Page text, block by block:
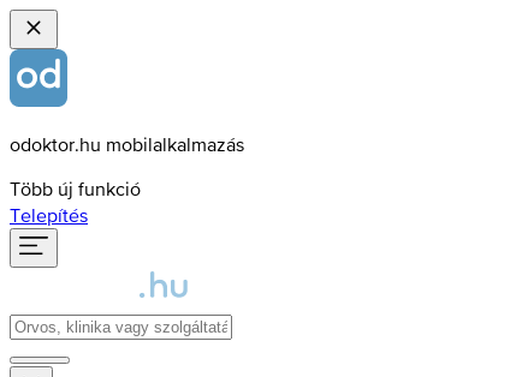
odoktor.hu mobilalkalmazás
Több új funkció
Telepítés